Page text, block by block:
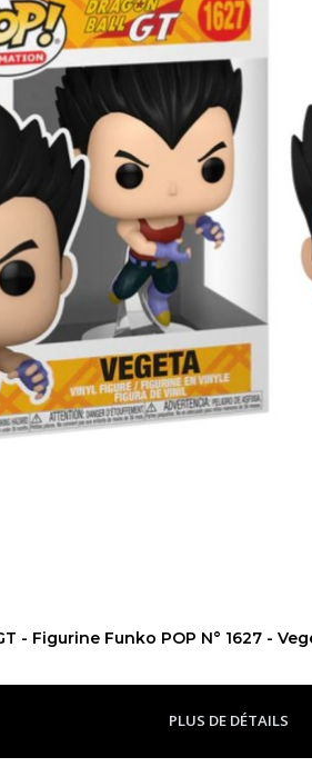
- Figurine Funko POP N° 1627 -
PLUS DE DÉTAILS